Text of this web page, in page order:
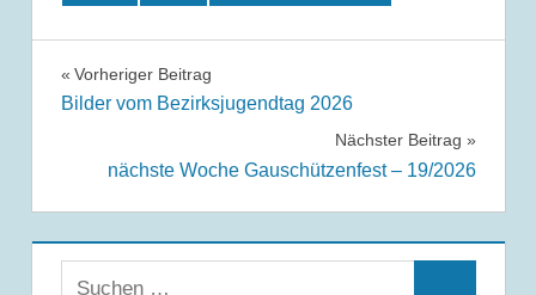
Beitrags-
Vorheriger Beitrag
Bilder vom Bezirksjugendtag 2026
Nächster Beitrag
nächste Woche Gauschützenfest – 19/2026